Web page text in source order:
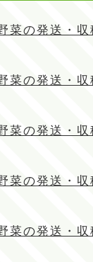
菜の発送・
菜の発送・
菜の発送・
菜の発送・
菜の発送・